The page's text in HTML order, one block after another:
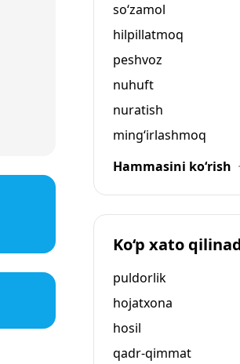
so‘zamol
hilpillatmoq
peshvoz
nuhuft
nuratish
ming‘irlashmoq
Hammasini ko‘rish
Ko‘p xato
puldorlik
hojatxona
hosil
qadr-qimmat